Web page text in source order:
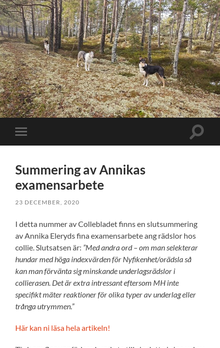
Slå
på/av
Slå
Summering av Annikas
examensarbete
23 DECEMBER, 2020
I detta nummer av Collebladet finns en slutsummering
av Annika Eleryds fina examensarbete ang rädslor hos
collie. Slutsatsen är: ”Med andra ord – om man selekterar
hundar med höga indexvärden för Nyfikenhet/orädsla så
kan man förvänta sig minskande underlagsrädslor i
collierasen. Det är extra intressant eftersom MH inte
specifikt mäter reaktioner för olika typer av underlag eller
trånga utrymmen.”
Här kan ni läsa hela artikeln!